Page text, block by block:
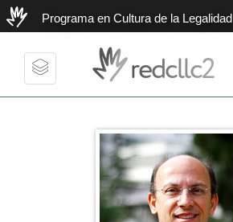
Programa en Cultura de la Legalidad
Toggle
redcllc2